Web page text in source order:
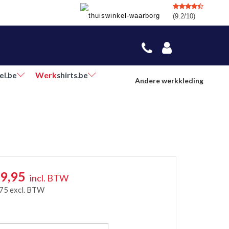
(9.2/10)
Werkshirts.be
Andere werkkleding
incl. BTW
excl. BTW